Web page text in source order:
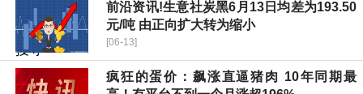
前沿资讯!生意社炭黑6月13日均差为193.50
元/吨 由正向扩大转为缩小
[06-13]
疯狂的蛋价：飙涨直逼猪肉 10年同期最